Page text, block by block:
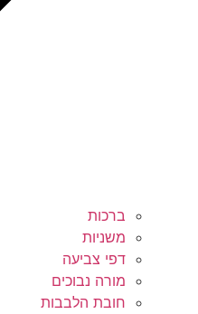
ברכות
משניות
דפי צביעה
מורה נבוכים
חובת הלבבות